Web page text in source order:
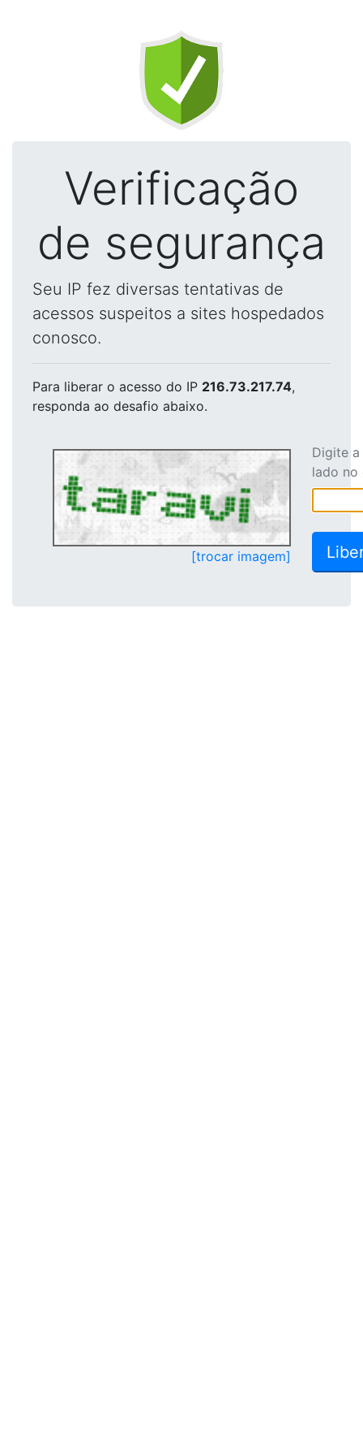
Verificação
de segurança
Seu IP fez diversas tentativas de
acessos suspeitos a sites hospedados
conosco.
Para liberar o acesso do IP 216.73.217.74,
responda ao desafio abaixo.
[trocar imagem]
Digite
lado no